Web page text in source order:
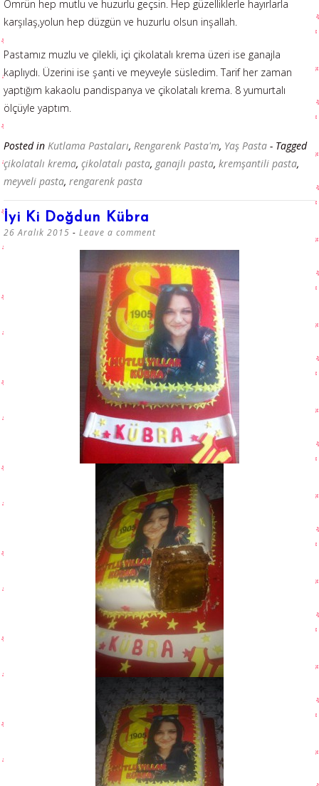
Ömrün hep mutlu ve huzurlu geçsin. Hep güzelliklerle hayırlarla
karşılaş,yolun hep düzgün ve huzurlu olsun inşallah.
Pastamız muzlu ve çilekli, içi çikolatalı krema üzeri ise ganajla
kaplıydı. Üzerini ise şanti ve meyveyle süsledim. Tarif her zaman
yaptığım kakaolu pandispanya ve çikolatalı krema. 8 yumurtalı
ölçüyle yaptım.
Posted in Kutlama Pastaları, Rengarenk Pasta'm, Yaş Pasta - Tagged
çikolatalı krema, çikolatalı pasta, ganajlı pasta, kremşantili pasta,
meyveli pasta, rengarenk pasta
İyi Ki Doğdun Kübra
26 Aralık 2015 Leave a comment